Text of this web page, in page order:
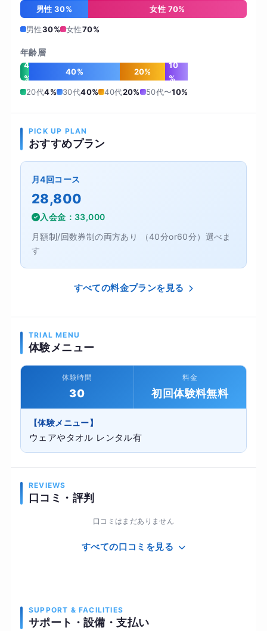
男性 30% 女性 70%
男性30% 女性70%
年齢層
4
%
40% 20%
10
%
20代4% 30代40% 40代20% 50代〜10%
PICK UP PLAN
おすすめプラン
月4回コース
28,800
入会金：33,000
月額制/回数券制の両方あり （40分or60分）選べま
す
すべての料金プランを見る
TRIAL MENU
体験メニュー
体験時間
30
料金
初回体験料無料
【体験メニュー】
ウェアやタオル レンタル有
REVIEWS
口コミ・評判
口コミはまだありません
すべての口コミを見る
SUPPORT & FACILITIES
サポート・設備・支払い